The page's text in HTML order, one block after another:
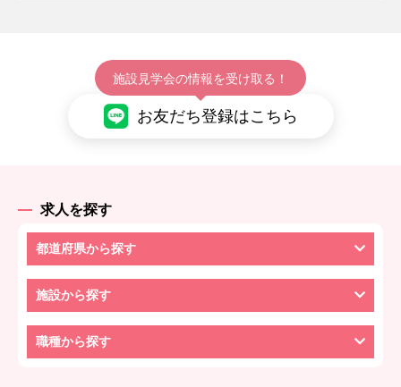
施設見学会の情報を受け取る！
お友だち登録はこちら
求人を探す
都道府県から探す
施設から探す
職種から探す